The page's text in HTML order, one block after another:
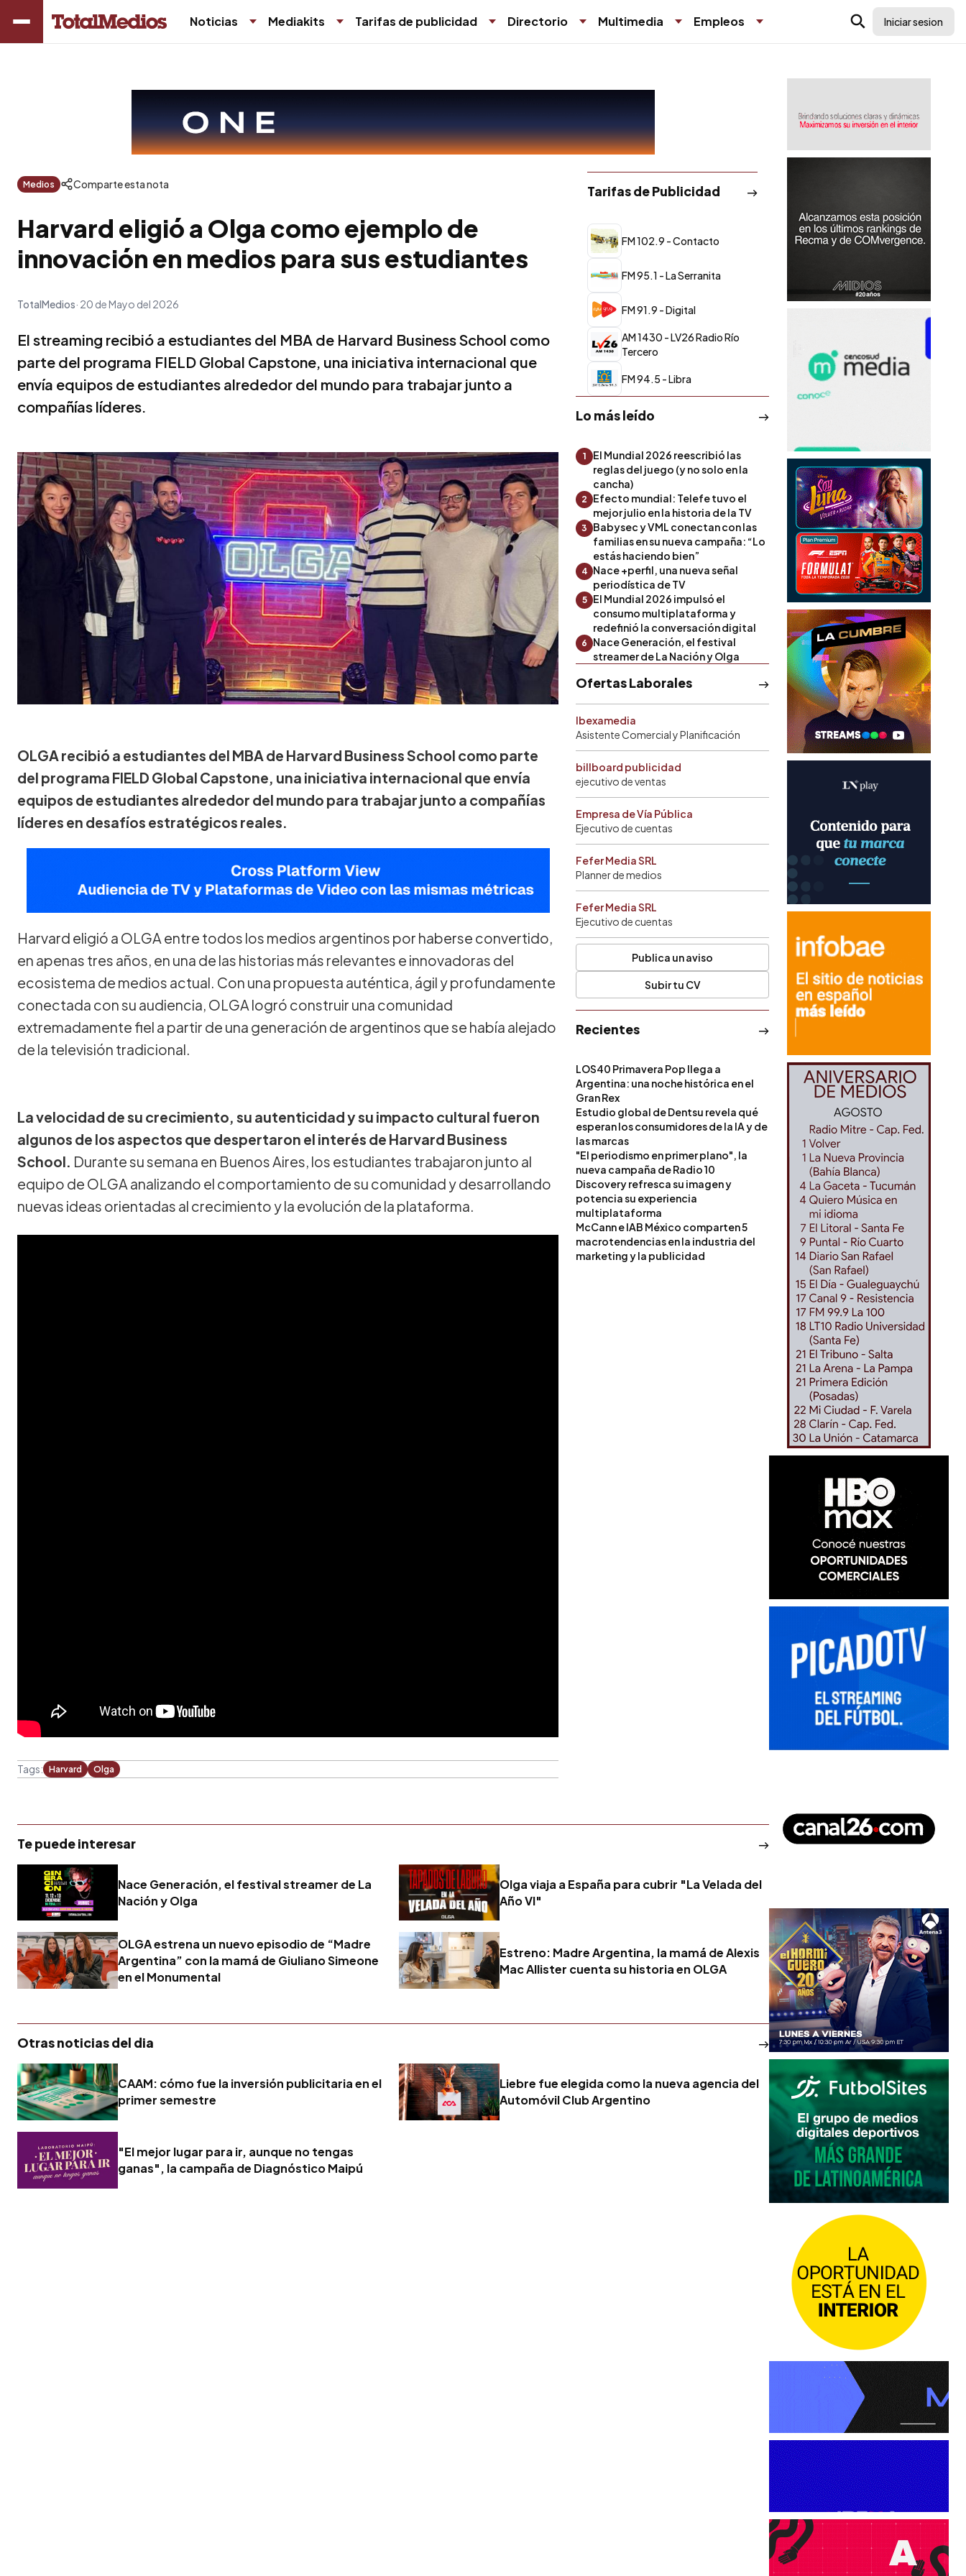
Noticias Mediakits Tarifas de publicidad Directorio Multimedia Empleos Iniciar sesion
Medios Comparte esta nota
Harvard eligió a Olga como ejemplo de
innovación en medios para sus estudiantes
TotalMedios 20 de Mayo del 2026
El streaming recibió a estudiantes del MBA de Harvard Business School como
parte del programa FIELD Global Capstone, una iniciativa internacional que
envía equipos de estudiantes alrededor del mundo para trabajar junto a
compañías líderes.
OLGA recibió a estudiantes del MBA de Harvard Business School como parte
del programa FIELD Global Capstone, una iniciativa internacional que envía
equipos de estudiantes alrededor del mundo para trabajar junto a compañías
líderes en desafíos estratégicos reales.
Harvard eligió a OLGA entre todos los medios argentinos por haberse convertido,
en apenas tres años, en una de las historias más relevantes e innovadoras del
ecosistema de medios actual. Con una propuesta auténtica, ágil y profundamente
conectada con su audiencia, OLGA logró construir una comunidad
extremadamente fiel a partir de una generación de argentinos que se había alejado
de la televisión tradicional.
La velocidad de su crecimiento, su autenticidad y su impacto cultural fueron
algunos de los aspectos que despertaron el interés de Harvard Business
School. Durante su semana en Buenos Aires, los estudiantes trabajaron junto al
equipo de OLGA analizando el comportamiento de su comunidad y desarrollando
nuevas ideas orientadas al crecimiento y la evolución de la plataforma.
Tags: Harvard Olga
Tarifas de Publicidad
FM 102.9 - Contacto
FM 95.1 - La Serranita
FM 91.9 - Digital
AM 1430 - LV26 Radio Río
Tercero
FM 94.5 - Libra
Lo más leído
1
El Mundial 2026 reescribió las
reglas del juego (y no solo en la
cancha)
2
Efecto mundial: Telefe tuvo el
mejor julio en la historia de la TV
3
Babysec y VML conectan con las
familias en su nueva campaña: “Lo
estás haciendo bien”
4 Nace +perfil, una nueva señal
periodística de TV
5
El Mundial 2026 impulsó el
consumo multiplataforma y
redefinió la conversación digital
6
Nace Generación, el festival
streamer de La Nación y Olga
Ofertas Laborales
Ibexamedia
Asistente Comercial y Planificación
billboard publicidad
ejecutivo de ventas
Empresa de Vía Pública
Ejecutivo de cuentas
Fefer Media SRL
Planner de medios
Fefer Media SRL
Ejecutivo de cuentas
Publica un aviso
Subir tu CV
Recientes
LOS40 Primavera Pop llega a
Argentina: una noche histórica en el
Gran Rex
Estudio global de Dentsu revela qué
esperan los consumidores de la IA y de
las marcas
"El periodismo en primer plano", la
nueva campaña de Radio 10
Discovery refresca su imagen y
potencia su experiencia
multiplataforma
McCann e IAB México comparten 5
macrotendencias en la industria del
marketing y la publicidad
Te puede interesar
Nace Generación, el festival streamer de La
Nación y Olga
Olga viaja a España para cubrir "La Velada del
Año VI"
OLGA estrena un nuevo episodio de “Madre
Argentina” con la mamá de Giuliano Simeone
en el Monumental
Estreno: Madre Argentina, la mamá de Alexis
Mac Allister cuenta su historia en OLGA
Otras noticias del dia
CAAM: cómo fue la inversión publicitaria en el
primer semestre
Liebre fue elegida como la nueva agencia del
Automóvil Club Argentino
"El mejor lugar para ir, aunque no tengas
ganas", la campaña de Diagnóstico Maipú